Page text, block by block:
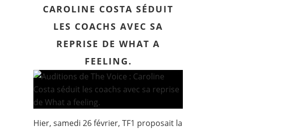
CAROLINE COSTA SÉDUIT
LES COACHS AVEC SA
REPRISE DE WHAT A
FEELING.
Hier, samedi 26 février, TF1 proposait la